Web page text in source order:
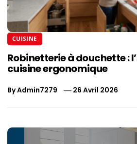
CUISINE
Robinetterie à douchette :
cuisine ergonomique
ByAdmin7279 26 Avril 2026
Navigation